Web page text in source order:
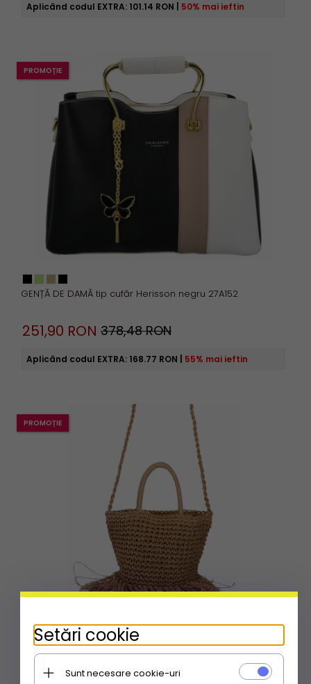
Aplicând codul EXTRA: 101.14 RON 50% mai ieftin
GENȚĂ DE DAMĂ tip cufăr Herisson negru 27A152
PROMOȚIE
251,90 RON 378,48 RON
Aplicând codul EXTRA: 168.77 RON 55% mai ieftin
GEANȚĂ DE DAMĂ tip poștaș David Jones YQ-38
PROMOȚIE
Setări cookie
Sunt necesare cookie-uri